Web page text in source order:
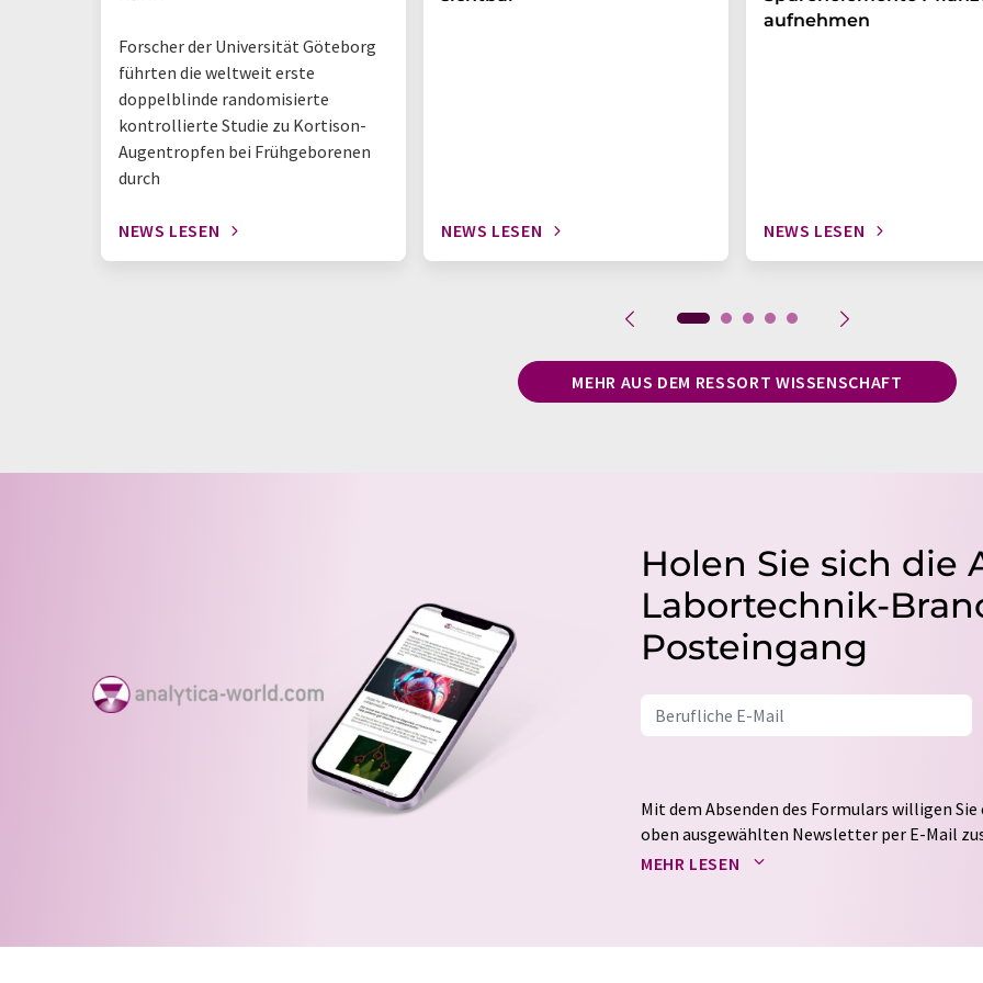
Forscher der Universität Göteborg
führten die weltweit erste
doppelblinde randomisierte
kontrollierte Studie zu Kortison-
Augentropfen bei Frühgeborenen
durch
NEWS LESEN NEWS LESEN
aufnehmen
NEWS LESEN
MEHR AUS DEM RESSORT WISSENSCHAFT
Holen Sie sich die
Labortechnik-
Posteingang
Mit dem Absenden des Formulars willigen Sie
oben ausgewählten Newsletter per E-Mail
weitergegeben. Die Speicherung und
MEHR LESEN